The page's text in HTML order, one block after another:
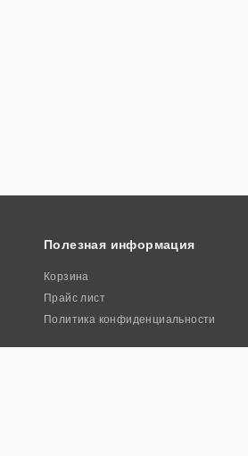
Полезная информация
Корзина
Прайс лист
Политика конфиденциальности